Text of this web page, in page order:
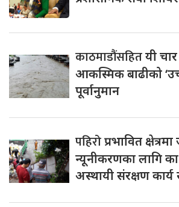
काठमाडौंसहितयी
आकस्मिक बाढीको
पूर्वानुमान
पहिरोप्रभावित
न्यूनीकरणका लागि
अस्थायी संरक्षण